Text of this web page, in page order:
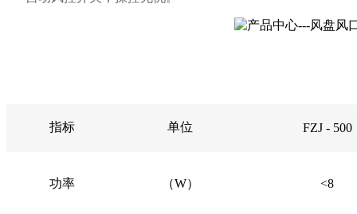
指标 单位 FZJ - 500
功率 （W） <8